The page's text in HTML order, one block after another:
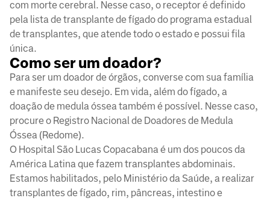
com morte cerebral. Nesse caso, o receptor é definido
pela lista de transplante de fígado do programa estadual
de transplantes, que atende todo o estado e possui fila
única.
Como ser um doador?
Para ser um doador de órgãos, converse com sua família
e manifeste seu desejo. Em vida, além do fígado, a
doação de medula óssea também é possível. Nesse caso,
procure o Registro Nacional de Doadores de Medula
Óssea (Redome).
O Hospital São Lucas Copacabana é um dos poucos da
América Latina que fazem transplantes abdominais.
Estamos habilitados, pelo Ministério da Saúde, a realizar
transplantes de fígado, rim, pâncreas, intestino e